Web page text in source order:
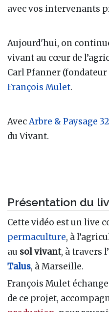
avec vos intervenants
Aujourd'hui, on
vivant au cœur de
Carl Pfanner
François Mulet.
AvecArbre & Paysage 32
du Vivant.
Présentation du
Cette vidéo est un live
permaculture, à
au sol vivant, à travers
Talus, à Marseille.
François Mulet
de ce projet,